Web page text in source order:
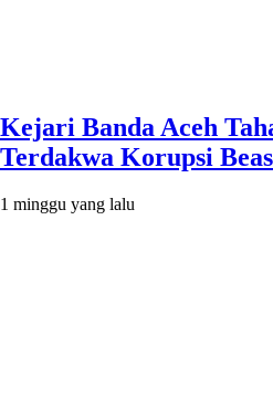
Kejari Banda Aceh
Terdakwa Korupsi
1 minggu yang lalu